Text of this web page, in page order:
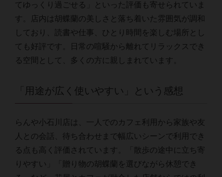
てゆっくり過ごせる」といった評価も寄せられていま
す。店内は胡蝶蘭の美しさと落ち着いた雰囲気が調和
しており、読書や仕事、ひとり時間を楽しむ場所とし
ても好評です。日常の喧騒から離れてリラックスでき
る空間として、多くの方に親しまれています。
「用途が広く使いやすい」という感想
らんや小石川店は、一人でのカフェ利用から家族や友
人との会話、待ち合わせまで幅広いシーンで利用でき
る点も高く評価されています。「散歩の途中に立ち寄
りやすい」「贈り物の胡蝶蘭を選びながら休憩でき